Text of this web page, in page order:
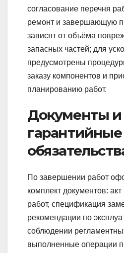
согласование перечня
ремонт и завершающую
зависят от объёма
запасных частей; для
предусмотрены
заказу компонентов и
планированию работ.
Документы и
гарантийные
По завершении работ
комплект документов:
работ, спецификация
рекомендации по
соблюдении
выполненные операции